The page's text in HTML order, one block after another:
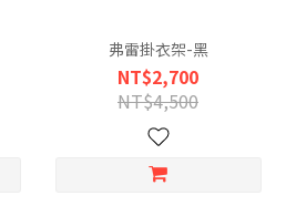
弗雷掛衣架-黑
NT$2,700
NT$4,500